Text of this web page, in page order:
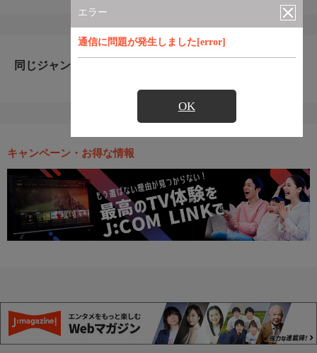
エラー
通信に問題が発生しました[error]
OK
同じジャンルのおすすめ番組
キャンペーン・お得な情報